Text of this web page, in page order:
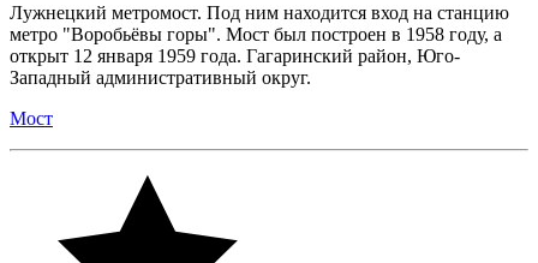
Лужнецкий метромост. Под ним находится вход на станцию
метро "Воробьёвы горы". Мост был построен в 1958 году, а
открыт 12 января 1959 года. Гагаринский район, Юго-
Западный административный округ.
Мост